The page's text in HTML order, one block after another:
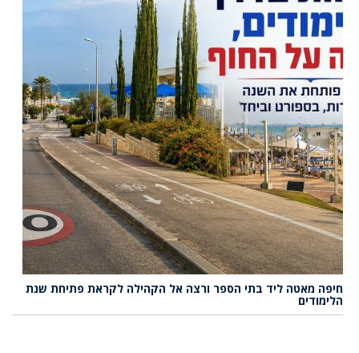
חיפה מאטה ליד בתי הספר ורצה אל הקהילה לקראת פתיחת שנת
הלימודים